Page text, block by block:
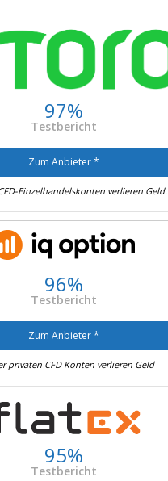
97%
Testbericht
Zum Anbieter *
Einzelhandelskonten verlieren Geld.
96%
Testbericht
Zum Anbieter *
privaten CFD Konten verlieren Geld
95%
Testbericht